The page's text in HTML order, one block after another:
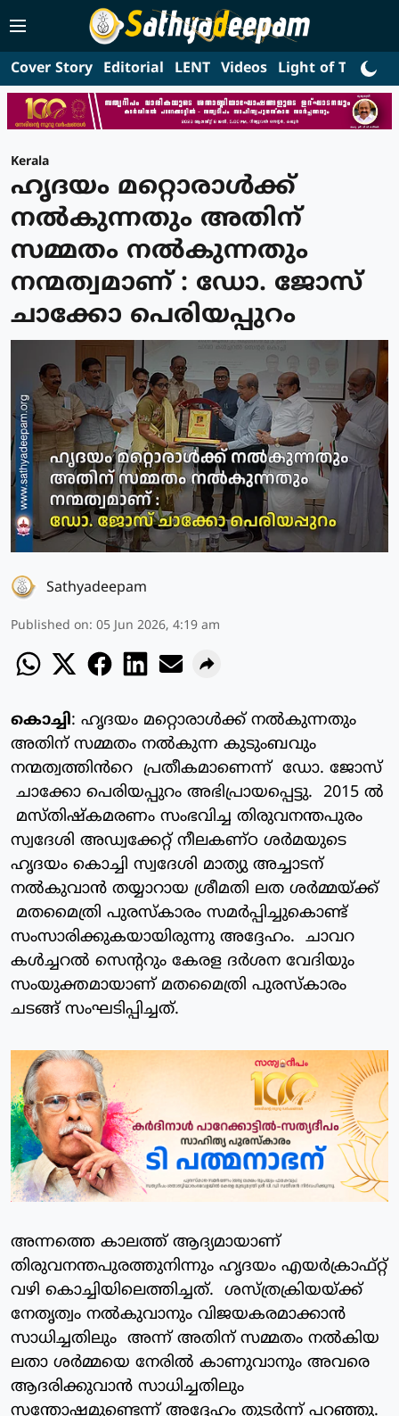
Cover Story Editorial LENT Videos Light of Truth
Kerala
ഹൃദയം മറ്റൊരാൾക്ക്
നൽകുന്നതും അതിന്
സമ്മതം നൽകുന്നതും
നന്മത്വമാണ് : ഡോ. ജോസ്
ചാക്കോ പെരിയപ്പുറം
Sathyadeepam
Published on: 05 Jun 2026, 4:19 am
കൊച്ചി: ഹൃദയം മറ്റൊരാൾക്ക് നൽകുന്നതും
അതിന് സമ്മതം നൽകുന്ന കുടുംബവും
നന്മത്വത്തിൻറെ പ്രതീകമാണെന്ന് ഡോ. ജോസ്
ചാക്കോ പെരിയപ്പുറം അഭിപ്രായപ്പെട്ടു. 2015 ൽ
മസ്തിഷ്കമരണം സംഭവിച്ച തിരുവനന്തപുരം
സ്വദേശി അഡ്വക്കേറ്റ് നീലകണ്ഠ ശർമയുടെ
ഹൃദയം കൊച്ചി സ്വദേശി മാത്യു അച്ചാടന്
നൽകുവാൻ തയ്യാറായ ശ്രീമതി ലത ശർമ്മയ്ക്ക്
മതമൈത്രി പുരസ്കാരം സമർപ്പിച്ചുകൊണ്ട്
സംസാരിക്കുകയായിരുന്നു അദ്ദേഹം. ചാവറ
കൾച്ചറൽ സെന്ററും കേരള ദർശന വേദിയും
സംയുക്തമായാണ് മതമൈത്രി പുരസ്കാരം
ചടങ്ങ് സംഘടിപ്പിച്ചത്.
അന്നത്തെ കാലത്ത് ആദ്യമായാണ്
തിരുവനന്തപുരത്തുനിന്നും ഹൃദയം എയർക്രാഫ്റ്റ്
വഴി കൊച്ചിയിലെത്തിച്ചത്. ശസ്ത്രക്രിയയ്ക്ക്
നേതൃത്വം നൽകുവാനും വിജയകരമാക്കാൻ
സാധിച്ചതിലും അന്ന് അതിന് സമ്മതം നൽകിയ
ലതാ ശർമ്മയെ നേരിൽ കാണുവാനും അവരെ
ആദരിക്കുവാൻ സാധിച്ചതിലും
സന്തോഷമുണ്ടെന്ന് അദ്ദേഹം തുടർന്ന് പറഞ്ഞു.